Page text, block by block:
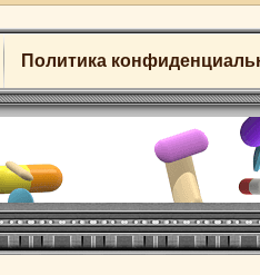
Политика